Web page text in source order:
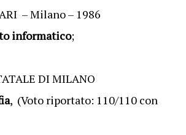
– Milano – 1986
informatico;
DI MILANO
, (Voto riportato: 110/110 con